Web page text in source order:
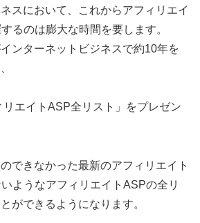
スにおいて、これからアフィリエイ
るのは膨大な時間を要します。
ンターネットビジネスで約10年を
リエイトASP全リスト」をプレゼン
できなかった最新のアフィリエイト
ようなアフィリエイトASPの全リ
ができるようになります。